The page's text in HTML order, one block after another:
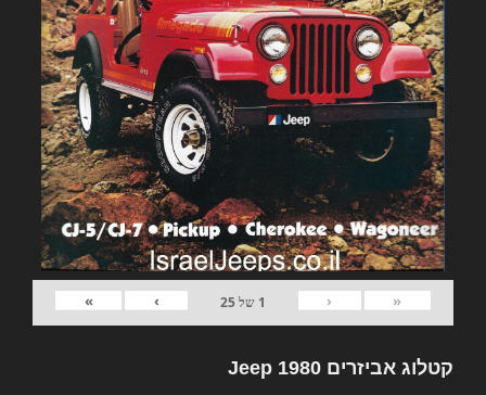
«
‹
1 של25
›
»
קטלוג אביזרים Jeep 1980